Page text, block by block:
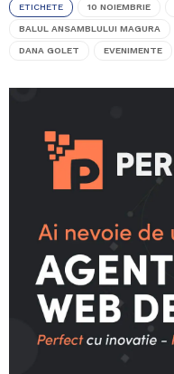
ETICHETE 10 NOIEMBRIE
BALUL ANSAMBLULUI MAGURA
DANA GOLET EVENIMENTE